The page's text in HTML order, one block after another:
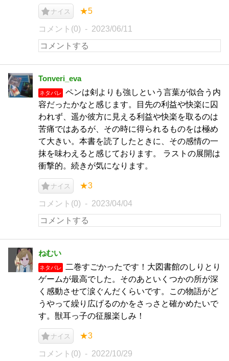
ナイス ★5
コメント(0) 2023/06/11
Tonveri_eva
ネタバレ
ペンは剣よりも強しという言葉が似合う内
容だったかなと感じます。目先の利益や快楽に囚
われず、遥か彼方に見える利益や快楽を取るのは
苦痛ではあるが、その時に得られるものをは極め
て大きい。本書を読了したときに、その感情の一
抹を味わえると感じております。 ラストの展開は
衝撃的。続きが気になります。
ナイス ★3
コメント(0) 2023/04/04
ねむい
ネタバレ
二巻すごかったです！大図書館のしりとり
ゲームが最高でした。そのあといくつかの所が深
く感動させて涙ぐんだくらいです。この物語がど
うやって繰り広げるのかをさっさと確かめたいで
す。獣耳っ子の征服楽しみ！
ナイス ★3
コメント(0) 2022/10/29